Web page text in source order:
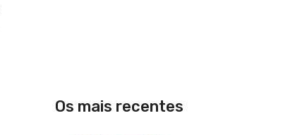
Os mais recentes